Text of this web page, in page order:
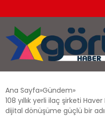
EKONOMI
Ana Sayfa Gündem
108 yıllık yerli ilaç şirketi Haver
dijital dönüşüme güçlü bir